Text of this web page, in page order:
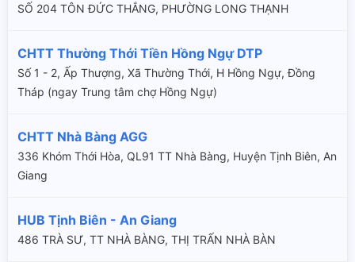
SỐ 204 TÔN ĐỨC THẮNG, PHƯỜNG LONG THẠNH
CHTT Thường Thới Tiền Hồng Ngự DTP
Số 1 - 2, Ấp Thượng, Xã Thường Thới, H Hồng Ngự, Đồng
Tháp (ngay Trung tâm chợ Hồng Ngự)
CHTT Nhà Bàng AGG
336 Khóm Thới Hòa, QL91 TT Nhà Bàng, Huyện Tịnh Biên, An
Giang
HUB Tịnh Biên - An Giang
486 TRÀ SƯ, TT NHÀ BÀNG, THỊ TRẤN NHÀ BÀN